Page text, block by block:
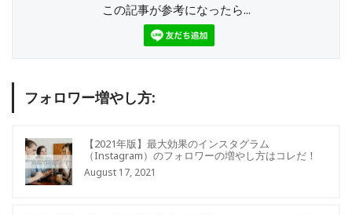
この記事が参考になったら...
フォロワー増やし方:
【2021年版】最大効果のインスタグラム
（Instagram）のフォロワーの増やし方はコレだ！
August 17, 2021